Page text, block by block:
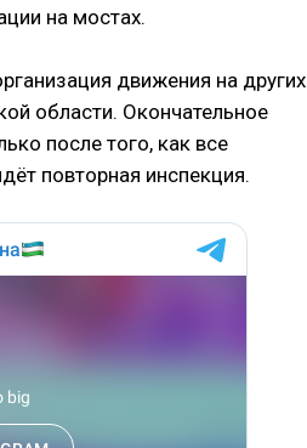
на мостах.
движения на других
области. Окончательное
после того, как все
повторная инспекция.